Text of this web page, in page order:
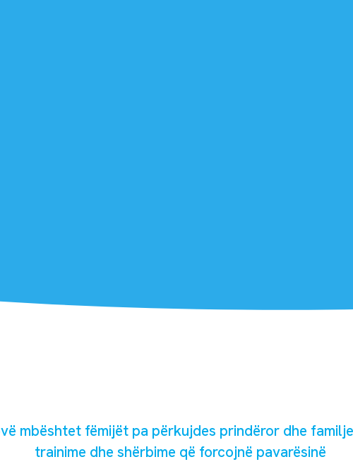
mbështet fëmijët pa përkujdes prindëror dhe
trainime dhe shërbime që forcojnë pavarësinë